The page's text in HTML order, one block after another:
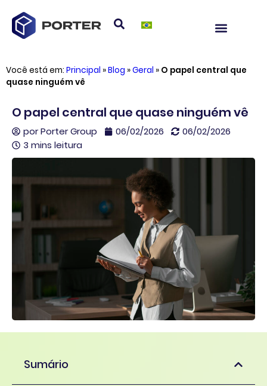
Você está em: Principal »Blog »Geral » O papel central que
quase ninguém vê
O papel central que quase ninguém vê
porPorter Group 06/02/2026
06/02/2026
3 mins leitura
Sumário